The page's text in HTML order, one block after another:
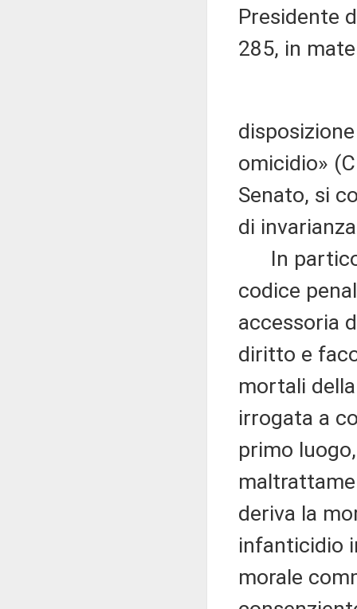
Presidente
285, in
omicidio»
Senato, si
di
In
codice
accessoria
diritto e
mortali
irrogata a
primo
deriva la
infanticidio
morale